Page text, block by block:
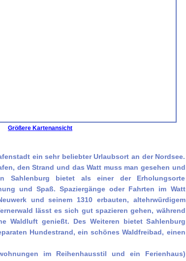
Größere Kartenansicht
ein sehr beliebter Urlaubsort an der Nordsee.
den Strand und das Watt muss man gesehen und
Sahlenburg bietet als einer der Erholungsorte
und Spaß. Spaziergänge oder Fahrten im Watt
und seinem 1310 erbauten, altehrwürdigem
lässt es sich gut spazieren gehen, während
Waldluft genießt. Des Weiteren bietet Sahlenburg
Hundestrand, ein schönes Waldfreibad, einen
im Reihenhausstil und ein Ferienhaus)